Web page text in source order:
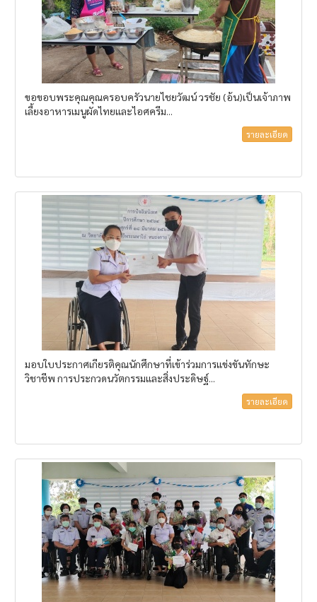
ขอขอบพระคุณคุณครอบครัวนายไชยวัฒน์ วรชัย (อ้น)เป็นเจ้าภาพ
เลี้ยงอาหารเมนูผัดไทยและไอศครีม...
รายละเอียด
มอบใบประกาศเกียรติคุณนักศึกษาที่เข้าร่วมการแข่งขันทักษะ
วิชาชีพ การประกวดนวัตกรรมและสิ่งประดิษฐ์...
รายละเอียด